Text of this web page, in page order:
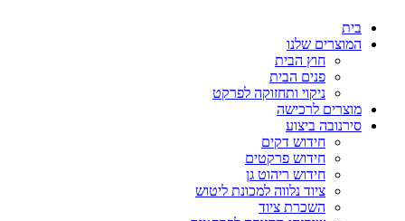
בית
המוצרים שלנו
חוץ הבית
פנים הבית
ניקוי ותחזוקה לפרקט
מוצרים לרכישה
סירנובה ביצוע
חידוש דקים
חידוש פרקטים
חידוש ריהוט גן
ציוד נלווה למכונת ליטוש
השכרת ציוד